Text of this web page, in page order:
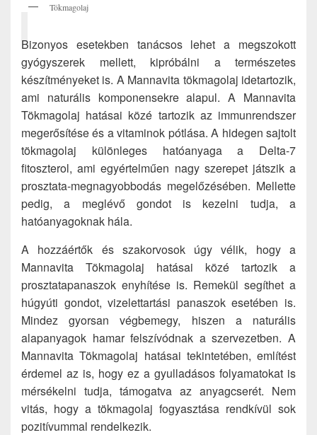
Tökmagolaj
Bizonyos esetekben tanácsos lehet a megszokott
gyógyszerek mellett, kipróbálni a természetes
készítményeket is. A Mannavita tökmagolaj idetartozik,
ami naturális komponensekre alapul. A Mannavita
Tökmagolaj hatásai közé tartozik az immunrendszer
megerősítése és a vitaminok pótlása. A hidegen sajtolt
tökmagolaj különleges hatóanyaga a Delta-7
fitoszterol, ami egyértelműen nagy szerepet játszik a
prosztata-megnagyobbodás megelőzésében. Mellette
pedig, a meglévő gondot is kezelni tudja, a
hatóanyagoknak hála.
A hozzáértők és szakorvosok úgy vélik, hogy a
Mannavita Tökmagolaj hatásai közé tartozik a
prosztatapanaszok enyhítése is. Remekül segíthet a
húgyúti gondot, vizelettartási panaszok esetében is.
Mindez gyorsan végbemegy, hiszen a naturális
alapanyagok hamar felszívódnak a szervezetben. A
Mannavita Tökmagolaj hatásai tekintetében, említést
érdemel az is, hogy ez a gyulladásos folyamatokat is
mérsékelni tudja, támogatva az anyagcserét. Nem
vitás, hogy a tökmagolaj fogyasztása rendkívül sok
pozitívummal rendelkezik.